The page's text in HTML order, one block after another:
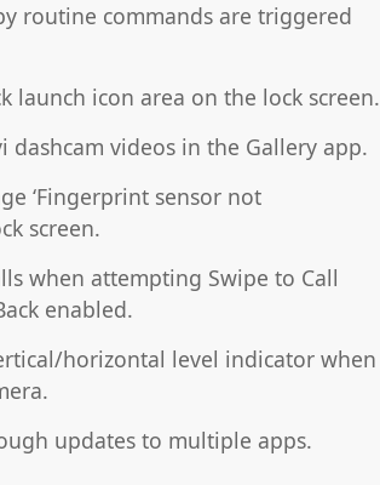
routine commands are triggered
launch icon area on the lock screen.
videos in the Gallery app.
‘Fingerprint sensor not
screen.
when attempting Swipe to Call
enabled.
horizontal level indicator when
updates to multiple apps.